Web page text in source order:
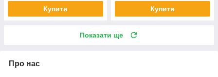
Купити Купити
Показати ще
Про нас